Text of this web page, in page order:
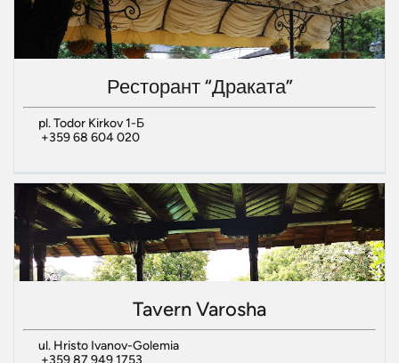
Ресторант “Драката”
pl. Todor Kirkov 1-Б
+359 68 604 020
Tavern Varosha
ul. Hristo Ivanov-Golemia
+359 87 949 1753